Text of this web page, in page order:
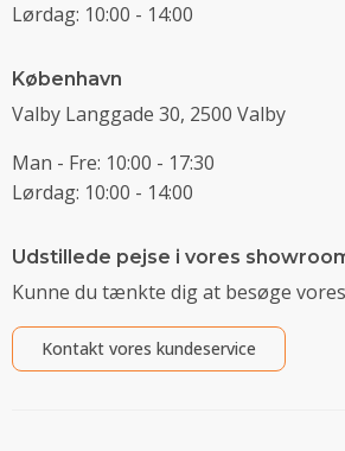
Lørdag: 10:00 - 14:00
København
Valby Langgade 30, 2500 Valby
Man - Fre: 10:00 - 17:30
Lørdag: 10:00 - 14:00
Udstillede pejse i vores
Kunne du tænkte dig at besøge
Kontakt vores kundeservice